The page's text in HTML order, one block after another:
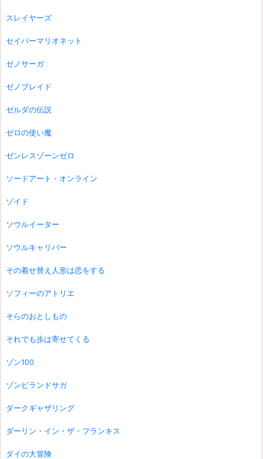
スレイヤーズ
セイバーマリオネット
ゼノサーガ
ゼノブレイド
ゼルダの伝説
ゼロの使い魔
ゼンレスゾーンゼロ
ソードアート・オンライン
ゾイド
ソウルイーター
ソウルキャリバー
その着せ替え人形は恋をする
ソフィーのアトリエ
そらのおとしもの
それでも歩は寄せてくる
ゾン100
ゾンビランドサガ
ダークギャザリング
ダーリン・イン・ザ・フランキス
ダイの大冒険